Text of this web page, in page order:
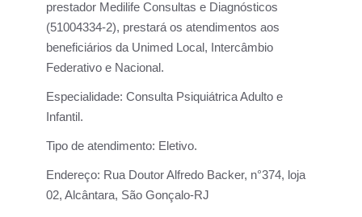
prestador Medilife Consultas e Diagnósticos
(51004334-2), prestará os atendimentos aos
beneficiários da Unimed Local, Intercâmbio
Federativo e Nacional.
Especialidade: Consulta Psiquiátrica Adulto e
Infantil.
Tipo de atendimento: Eletivo.
Endereço: Rua Doutor Alfredo Backer, n°374, loja
02, Alcântara, São Gonçalo-RJ